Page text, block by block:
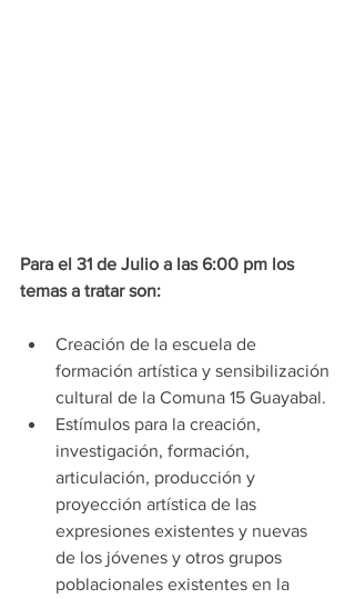
Para el 31 de Julio a las 6:00 pm los
temas a tratar son:
Creación de la escuela de
formación artística y sensibilización
cultural de la Comuna 15 Guayabal.
Estímulos para la creación,
investigación, formación,
articulación, producción y
proyección artística de las
expresiones existentes y nuevas
de los jóvenes y otros grupos
poblacionales existentes en la